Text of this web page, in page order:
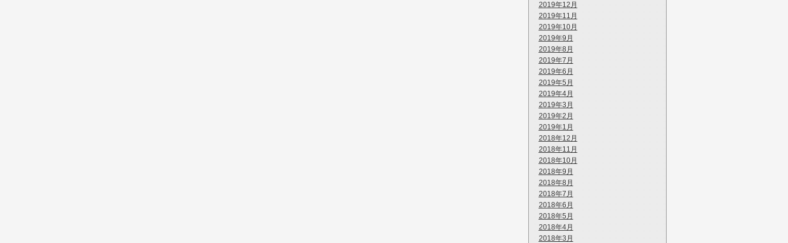
2019年12月
2019年11月
2019年10月
2019年9月
2019年8月
2019年7月
2019年6月
2019年5月
2019年4月
2019年3月
2019年2月
2019年1月
2018年12月
2018年11月
2018年10月
2018年9月
2018年8月
2018年7月
2018年6月
2018年5月
2018年4月
2018年3月